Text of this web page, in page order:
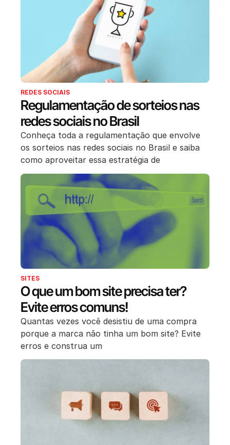
REDES SOCIAIS
Regulamentação de sorteios nas
redes sociais no Brasil
Conheça toda a regulamentação que envolve
os sorteios nas redes sociais no Brasil e saiba
como aproveitar essa estratégia de
SITES
O que um bom site precisa ter?
Evite erros comuns!
Quantas vezes você desistiu de uma compra
porque a marca não tinha um bom site? Evite
erros e construa um